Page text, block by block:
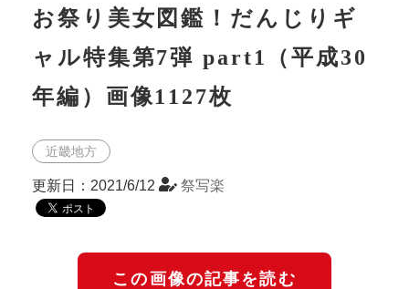
お祭り美女図鑑！だんじりギ
ャル特集第7弾 part1（平成30
年編）画像1127枚
近畿地方
更新日：2021/6/12 祭写楽
この画像の記事を読む